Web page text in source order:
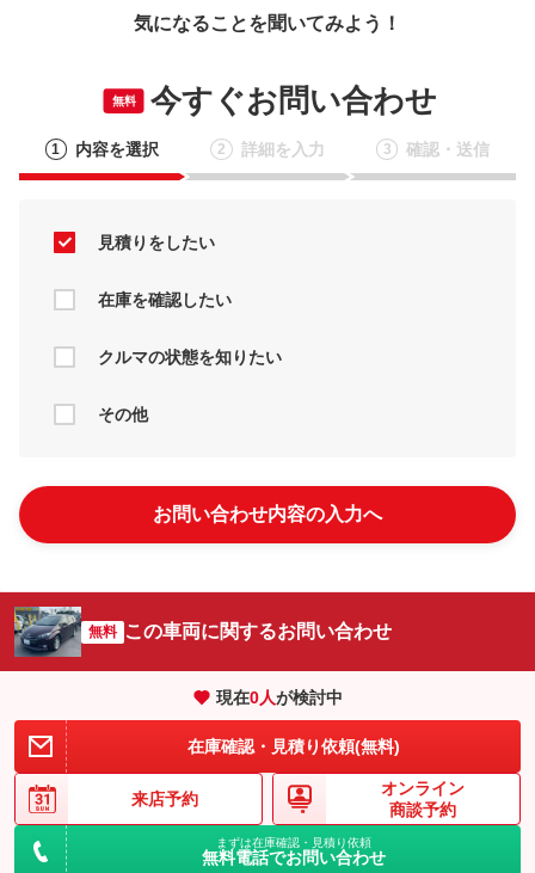
気になることを聞いてみよう！
無料 今すぐお問い合わせ
1 内容を選択 2 詳細を入力 3 確認・送信
見積りをしたい
在庫を確認したい
クルマの状態を知りたい
その他
お問い合わせ内容の入力へ
無料 この車両に関するお問い合わせ
現在0人が検討中
在庫確認・見積り依頼(無料)
来店予約
オンライン
商談予約
まずは在庫確認・見積り依頼
無料電話でお問い合わせ